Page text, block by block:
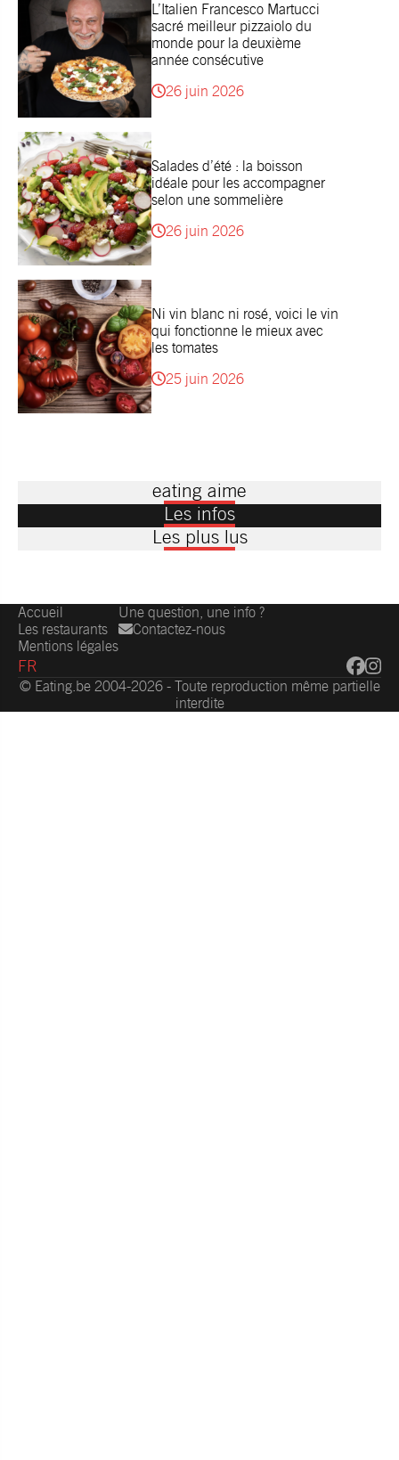
L’Italien Francesco Martucci
sacré meilleur pizzaiolo du
monde pour la deuxième
année consécutive
26 juin 2026
Salades d’été : la boisson
idéale pour les accompagner
selon une sommelière
26 juin 2026
Ni vin blanc ni rosé, voici le vin
qui fonctionne le mieux avec
les tomates
25 juin 2026
eating aime
Les infos
Les plus lus
Accueil
Les restaurants
Mentions légales
Une question, une info ?
Contactez-nous
FR
© Eating.be 2004-2026 - Toute reproduction même partielle
interdite